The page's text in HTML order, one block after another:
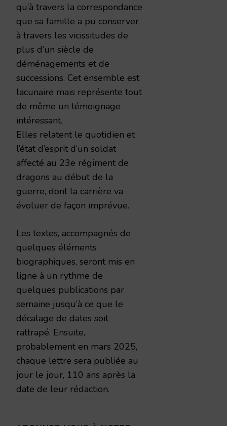
qu’à travers la correspondance
que sa famille a pu conserver
à travers les vicissitudes de
plus d’un siècle de
déménagements et de
successions. Cet ensemble est
lacunaire mais représente tout
de même un témoignage
intéressant.
Elles relatent le quotidien et
l’état d’esprit d’un soldat
affecté au 23e régiment de
dragons au début de la
guerre, dont la carrière va
évoluer de façon imprévue.
Les textes, accompagnés de
quelques éléments
biographiques, seront mis en
ligne à un rythme de
quelques publications par
semaine jusqu’à ce que le
décalage de dates soit
rattrapé. Ensuite,
probablement en mars 2025,
chaque lettre sera publiée au
jour le jour, 110 ans après la
date de leur rédaction.